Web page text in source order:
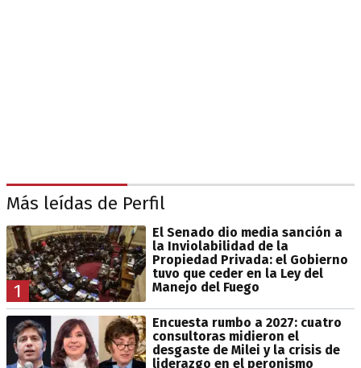
Más leídas de Perfil
1
El Senado dio media sanción a
la Inviolabilidad de la
Propiedad Privada: el Gobierno
tuvo que ceder en la Ley del
Manejo del Fuego
Encuesta rumbo a 2027: cuatro
consultoras midieron el
desgaste de Milei y la crisis de
liderazgo en el peronismo